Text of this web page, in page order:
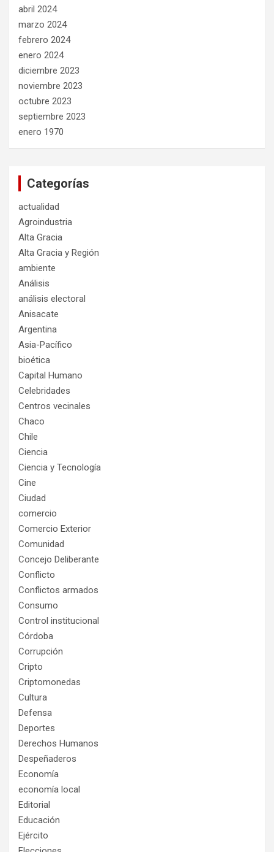
abril 2024
marzo 2024
febrero 2024
enero 2024
diciembre 2023
noviembre 2023
octubre 2023
septiembre 2023
enero 1970
Categorías
actualidad
Agroindustria
Alta Gracia
Alta Gracia y Región
ambiente
Análisis
análisis electoral
Anisacate
Argentina
Asia-Pacífico
bioética
Capital Humano
Celebridades
Centros vecinales
Chaco
Chile
Ciencia
Ciencia y Tecnología
Cine
Ciudad
comercio
Comercio Exterior
Comunidad
Concejo Deliberante
Conflicto
Conflictos armados
Consumo
Control institucional
Córdoba
Corrupción
Cripto
Criptomonedas
Cultura
Defensa
Deportes
Derechos Humanos
Despeñaderos
Economía
economía local
Editorial
Educación
Ejército